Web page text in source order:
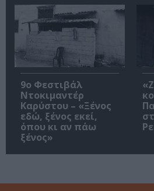
9ο Φεστιβάλ
Ντοκιμαντέρ
Καρύστου – «Ξένος
εδώ, ξένος εκεί,
όπου κι αν πάω
ξένος»